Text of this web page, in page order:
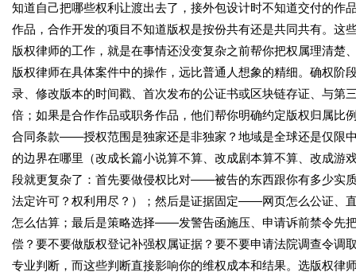
知道自己把哪些权利让渡出去了，接外包设计时不知道交付的作
作品，合作开发的项目不知道版权是按份共有还是共同共有。这
版权律师的工作，就是在事情还没变复杂之前帮你把权属理清楚
版权律师在具体案件中的操作，远比普通人想象的精细。确权阶
录、修改版本的时间戳、首次发布的公证书或区块链存证、与第
倍；如果是合作作品或职务作品，他们帮你明确约定版权归属比
合同条款——授权范围是独家还是非独家？地域是全球还是仅限
的边界在哪里（改成长篇小说算不算、改成剧本算不算、改成
段就更复杂了：首先要做侵权比对——被告的东西跟你有多少实
法定许可？权利用尽？）；然后是证据固定——网页怎么公证、
怎么估算；最后是策略选择——发警告函施压、申请诉前禁令先
偿？要不要做版权登记补强权属证据？要不要申请法院调查令调
专业判断，而这些判断直接影响你的维权成本和结果。选版权律